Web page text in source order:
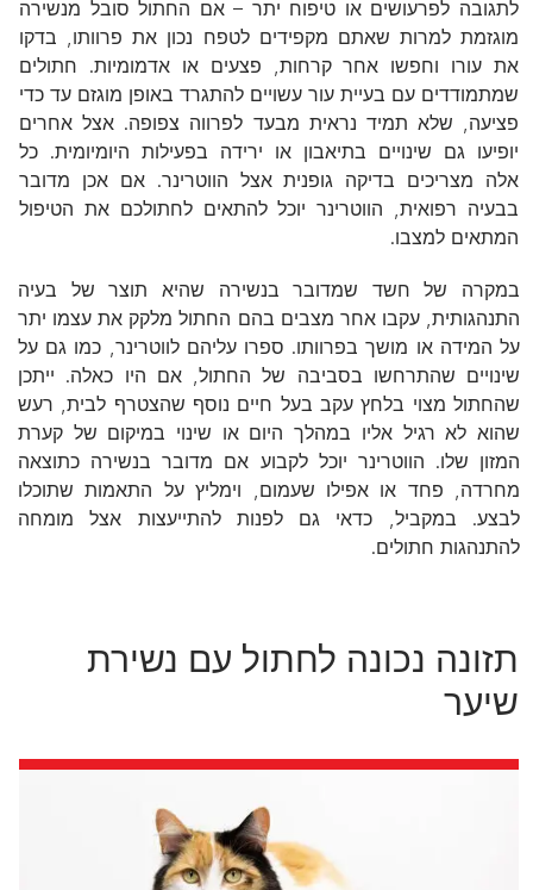
לתגובה לפרעושים או טיפוח יתר – אם החתול סובל מנשירה
מוגזמת למרות שאתם מקפידים לטפח נכון את פרוותו, בדקו
את עורו וחפשו אחר קרחות, פצעים או אדמומיות. חתולים
שמתמודדים עם בעיית עור עשויים להתגרד באופן מוגזם עד כדי
פציעה, שלא תמיד נראית מבעד לפרווה צפופה. אצל אחרים
יופיעו גם שינויים בתיאבון או ירידה בפעילות היומיומית. כל
אלה מצריכים בדיקה גופנית אצל הווטרינר. אם אכן מדובר
בבעיה רפואית, הווטרינר יוכל להתאים לחתולכם את הטיפול
המתאים למצבו.
במקרה של חשד שמדובר בנשירה שהיא תוצר של בעיה
התנהגותית, עקבו אחר מצבים בהם החתול מלקק את עצמו יתר
על המידה או מושך בפרוותו. ספרו עליהם לווטרינר, כמו גם על
שינויים שהתרחשו בסביבה של החתול, אם היו כאלה. ייתכן
שהחתול מצוי בלחץ עקב בעל חיים נוסף שהצטרף לבית, רעש
שהוא לא רגיל אליו במהלך היום או שינוי במיקום של קערת
המזון שלו. הווטרינר יוכל לקבוע אם מדובר בנשירה כתוצאה
מחרדה, פחד או אפילו שעמום, וימליץ על התאמות שתוכלו
לבצע. במקביל, כדאי גם לפנות להתייעצות אצל מומחה
להתנהגות חתולים.
תזונה נכונה לחתול עם נשירת
שיער